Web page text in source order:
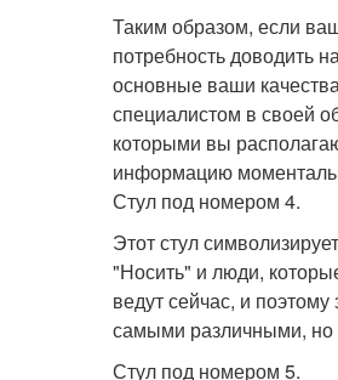
Таким образом, если
потребность доводить
основные ваши
специалистом в своей
которыми вы
информацию
Стул под номером 4.
Этот стул
"Носить" и люди,
ведут сейчас, и
самыми различными, но
Стул под номером 5.